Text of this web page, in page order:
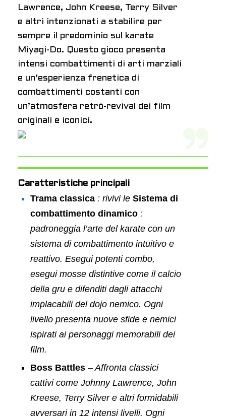
Lawrence, John Kreese, Terry Silver
e altri intenzionati a stabilire per
sempre il predominio sul karate
Miyagi-Do. Questo gioco presenta
intensi combattimenti di arti marziali
e un’esperienza frenetica di
combattimenti costanti con
un’atmosfera retrò-revival dei film
originali e iconici.
Caratteristiche principali
Trama classica : rivivi le Sistema di
combattimento dinamico :
padroneggia l’arte del karate con un
sistema di combattimento intuitivo e
reattivo. Esegui potenti combo,
esegui mosse distintive come il calcio
della gru e difenditi dagli attacchi
implacabili del dojo nemico. Ogni
livello presenta nuove sfide e nemici
ispirati ai personaggi memorabili dei
film.
Boss Battles – Affronta classici
cattivi come Johnny Lawrence, John
Kreese, Terry Silver e altri formidabili
avversari in 12 intensi livelli. Ogni